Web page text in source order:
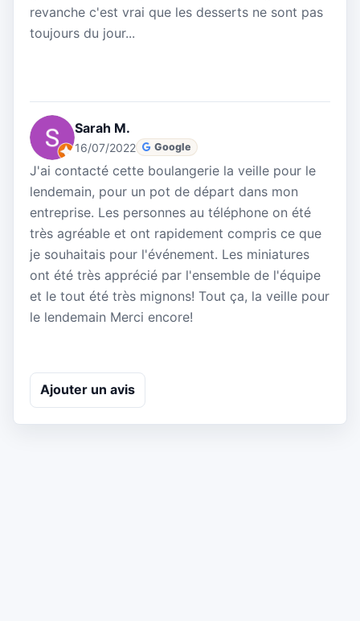
revanche c'est vrai que les desserts ne sont pas
toujours du jour...
Sarah M.
16/07/2022 Google
J'ai contacté cette boulangerie la veille pour le
lendemain, pour un pot de départ dans mon
entreprise. Les personnes au téléphone on été
très agréable et ont rapidement compris ce que
je souhaitais pour l'événement. Les miniatures
ont été très apprécié par l'ensemble de l'équipe
et le tout été très mignons! Tout ça, la veille pour
le lendemain Merci encore!
Ajouter un avis